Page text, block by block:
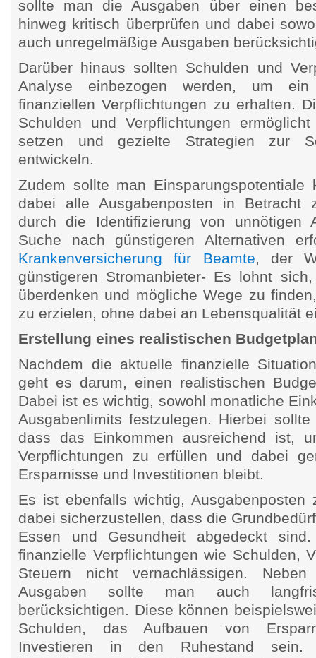
sollte man die Ausgaben über einen
hinweg kritisch überprüfen und dabei
auch unregelmäßige Ausgaben
Darüber hinaus sollten Schulden und
Analyse einbezogen werden, um
finanziellen Verpflichtungen zu erhalten.
Schulden und Verpflichtungen
setzen und gezielte Strategien zur
entwickeln.
Zudem sollte man Einsparungspotentiale
dabei alle Ausgabenposten in Betracht
durch die Identifizierung von unnötigen
Suche nach günstigeren Alternativen
Krankenversicherung für Beamte, der
günstigeren Stromanbieter- Es lohnt
überdenken und mögliche Wege zu
zu erzielen, ohne dabei an Lebensqualität
Erstellung eines realistischen
Nachdem die aktuelle finanzielle
geht es darum, einen realistischen
Dabei ist es wichtig, sowohl monatliche
Ausgabenlimits festzulegen. Hierbei
dass das Einkommen ausreichend ist,
Verpflichtungen zu erfüllen und dabei
Ersparnisse und Investitionen bleibt.
Es ist ebenfalls wichtig, Ausgabenposten
dabei sicherzustellen, dass die
Essen und Gesundheit abgedeckt
finanzielle Verpflichtungen wie Schulden,
Steuern nicht vernachlässigen.
Ausgaben sollte man auch
berücksichtigen. Diese können
Schulden, das Aufbauen von
Investieren in den Ruhestand sein.